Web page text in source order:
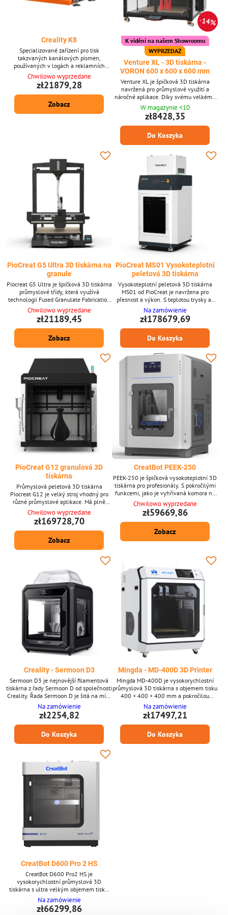
Creality K8
Specializované zařízení pro tisk
takzvaných kanálových písmen,
používaných v logách a reklamních
nápisech. Hotové modely po přidání LED
osvětlení vytvářejí profesionálně
vypadající uspořádání. Pracovní prostor
Creality K8 má rozměry: 800 x 800 x 85
mm. 3D tiskárna nemá uzavřený kryt.
Rozměry konstrukce jsou 1222 x 1130 x
Chwilowo wyprzedane
zł21879,28
Zobacz
14%
K vidění na našem Showroomu
WYPRZEDAŻ
Venture XL - 3D tiskárna -
VORON 600 x 600 x 600 mm
Venture XL je špičková 3D tiskárna
navržená pro průmyslové využití a
náročné aplikace. Díky svému velkému
tiskovému objemu umožňuje tisk
rozměrných modelů bez nutnosti jejich
dělení. Tiskárna zaujme precizním
zpracováním, robustní konstrukcí a
intuitivním ovládáním.
W magazynie <10
zł8428,35
Do Koszyka
PioCreat G5 Ultra 3D tiskárna na
granule
Piocreat G5 Ultra je špičková 3D tiskárna
průmyslové třídy, která využívá
technologii Fused Granulate Fabrication
(FGF), umožňující přímý tisk s
termoplastickými granulemi. Tento
přístup drasticky snižuje náklady na
materiál a minimalizuje dopad na životní
prostředí ve srovnání s tradičním 3D
tiskem založeným na filamentu. Díky
extrudéru nové generace s vysokou
teplotou dokáže G5 Ultra...
Chwilowo wyprzedane
zł21189,45
Zobacz
PioCreat MS01 Vysokoteplotní
peletová 3D tiskárna
Vysokoteplotní peletová 3D tiskárna
MS01 od PioCreat je navržena pro
přesnost a výkon. S teplotou trysky až
400 °C a velkým stavebním objemem
650 mm je určena pro průmyslové
aplikace, včetně protetiky a ortotiky. Tato
tiskárna využívá průmyslově standardní
pelety, což zajišťuje efektivitu a
výkonné materiály.Klíčové vlastnosti*
Plně uzavřené šasi udržuje...
Na zamówienie
zł178679,69
Do Koszyka
PioCreat G12 granulová 3D
tiskárna
Průmyslová peletová 3D tiskárna
Piocreat G12 je velký stroj vhodný pro
různé průmyslové aplikace. Má plně
uzavřenou tiskovou komoru s konstantní
teplotou 60 °C a obrovský pracovní
objem 1200 x 1000 x 1000 mm, což
umožňuje tisk velkých modelů.
Maximální rychlost tisku 100 mm/s
zajišťuje krátké doby tisku, což je důležité
vlastnosti: Vysokorychlostní a...
Chwilowo wyprzedane
zł169728,70
Zobacz
CreatBot PEEK-250
PEEK-250 je špičková vysokoteplotní 3D
tiskárna pro profesionály. S pokročilými
funkcemi, jako je vyhřívaná komora na
200 °C, tryska na 480 °C a integrovaná
funkce žíhání, poskytuje výjimečný
výkon pro ultra-výkonné materiály jako
PEEK, PEI a další – to vše ve stolním
tisku 250x250x300 mm pro všestranné
Chwilowo wyprzedane
zł59669,86
Zobacz
Creality - Sermoon D3
Sermoon D3 je nejnovější filamentová
tiskárna z řady Sermoon D od společnosti
Creality. Řada Sermoon D je šitá na míru
průmyslovým designérům.
Prototypování, výroba přípravků a
upínačů, nebo ověřování designu – to
vše zvládne. Můžete ji dokonce použít k
sériové výrobě malých, ale neobvykle
tvarovaných dílů nebo produktů. Její
krása spočívá v tom, že tiskne rychle,
Na zamówienie
zł2254,82
Do Koszyka
Mingda - MD-400D 3D Printer
Mingda MD-400D je vysokorychlostní
průmyslová 3D tiskárna s objemem tisku
400 × 400 × 400 mm a pokročilou
technologií IDEX. Je navržena pro
profesionály a nabízí tisk ze dvou
materiálů, možnosti vysokoteplotního
tisku a inteligentní automatizační
funkce, díky čemuž je ideální pro rychlé
prototypování a malosériovou výrobu.
Na zamówienie
zł17497,21
Do Koszyka
CreatBot D600 Pro 2 HS
CreatBot D600 Pro2 HS je
vysokorychlostní průmyslová 3D
tiskárna s ultra velkým objemem tisku,
optimalizovaným firmwarem Klipper a
pokročilým systémem duální extruze.
Navržena pro náročné aplikace, dosahuje
Na zamówienie
zł66299,86